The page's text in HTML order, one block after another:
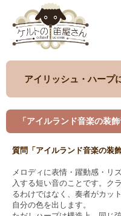
アイリッシュ・ハープ
「アイルランド音楽の装
質問「アイルランド音楽の装
メロディに表情・躍動感・リ
入する短い音のことです。ク
るわけではなく、奏者がカッ
自分の色を出します。